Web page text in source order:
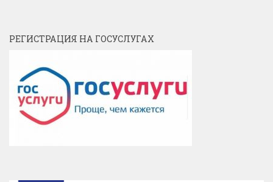
РЕГИСТРАЦИЯ НА ГОСУСЛУГАХ